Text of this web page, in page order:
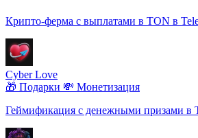
Крипто-ферма с выплатами в TON в
Cyber Love
🎁 Подарки 💸 Монетизация
Геймификация с денежными призами в